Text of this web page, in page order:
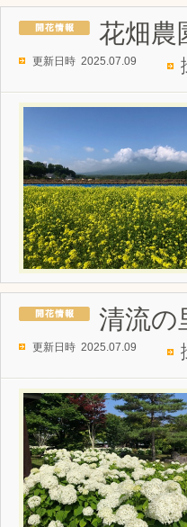
花畑農
更新日時 2025.07.09
清流の
更新日時 2025.07.09